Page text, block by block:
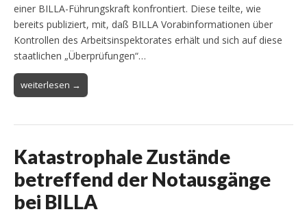
einer BILLA-Führungskraft konfrontiert. Diese teilte, wie
bereits publiziert, mit, daß BILLA Vorabinformationen über
Kontrollen des Arbeitsinspektorates erhält und sich auf diese
staatlichen „Überprüfungen“…
weiterlesen →
Katastrophale Zustände
betreffend der Notausgänge
bei BILLA